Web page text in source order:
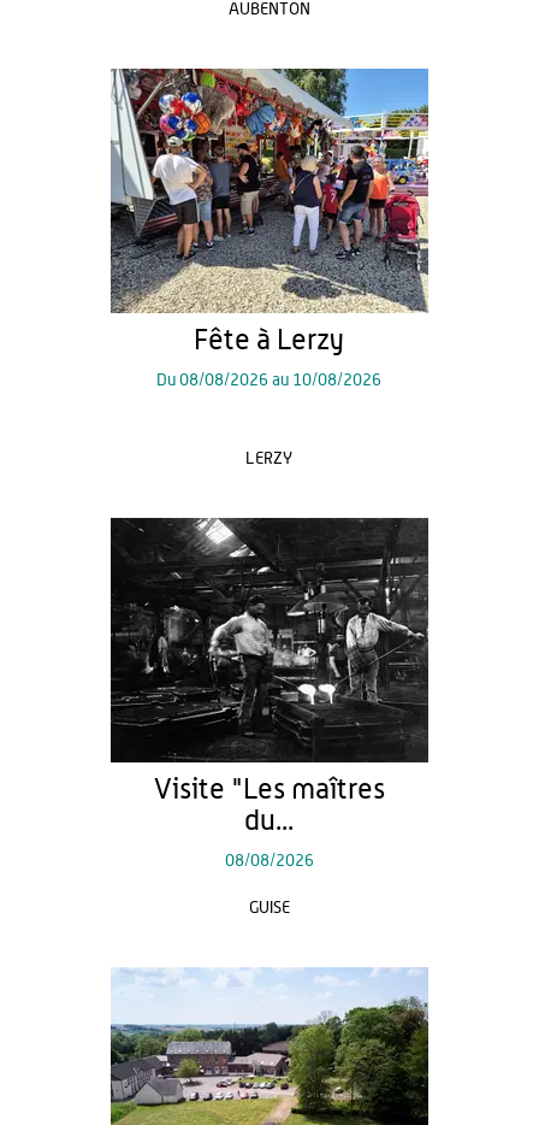
AUBENTON
Fête à Lerzy
Du08/08/2026 au 10/08/2026
LERZY
Visite "Les maîtres
du...
08/08/2026
GUISE